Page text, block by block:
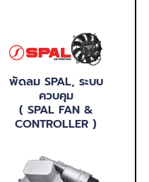
พัดลม SPAL, ระบบ
ควบคุม
( SPAL FAN &
CONTROLLER )